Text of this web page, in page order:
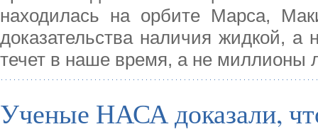
находилась на орбите Марса,
доказательства наличия жидкой,
течет в наше время, а не миллионы
Ученые НАСА доказали,